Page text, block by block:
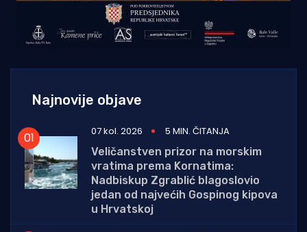
Najnovije objave
07 kol. 2026
5 MIN. ČITANJA
Veličanstven prizor na morskim
vratima prema Kornatima:
Nadbiskup Zgrablić blagoslovio
jedan od najvećih Gospinog kipova
u Hrvatskoj